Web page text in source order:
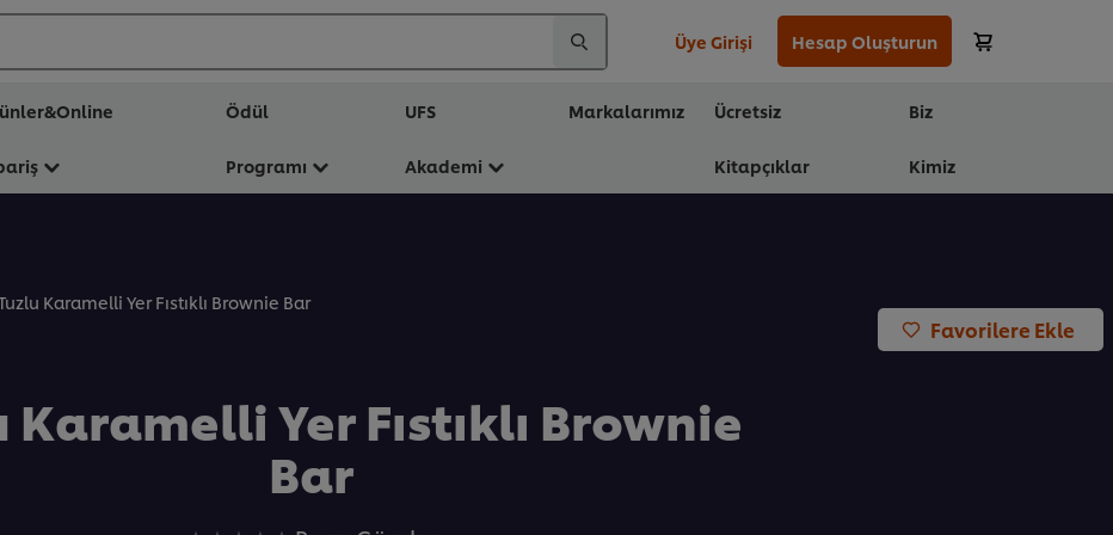
Üye Girişi Hesap Oluşturun
Ödül
Programı
UFS
Akademi
Markalarımız Ücretsiz
Kitapçıklar
Biz
Kimiz
Karamelli Yer Fıstıklı Brownie Bar
Favorilere Ekle
Karamelli Yer Fıstıklı Brownie
Bar